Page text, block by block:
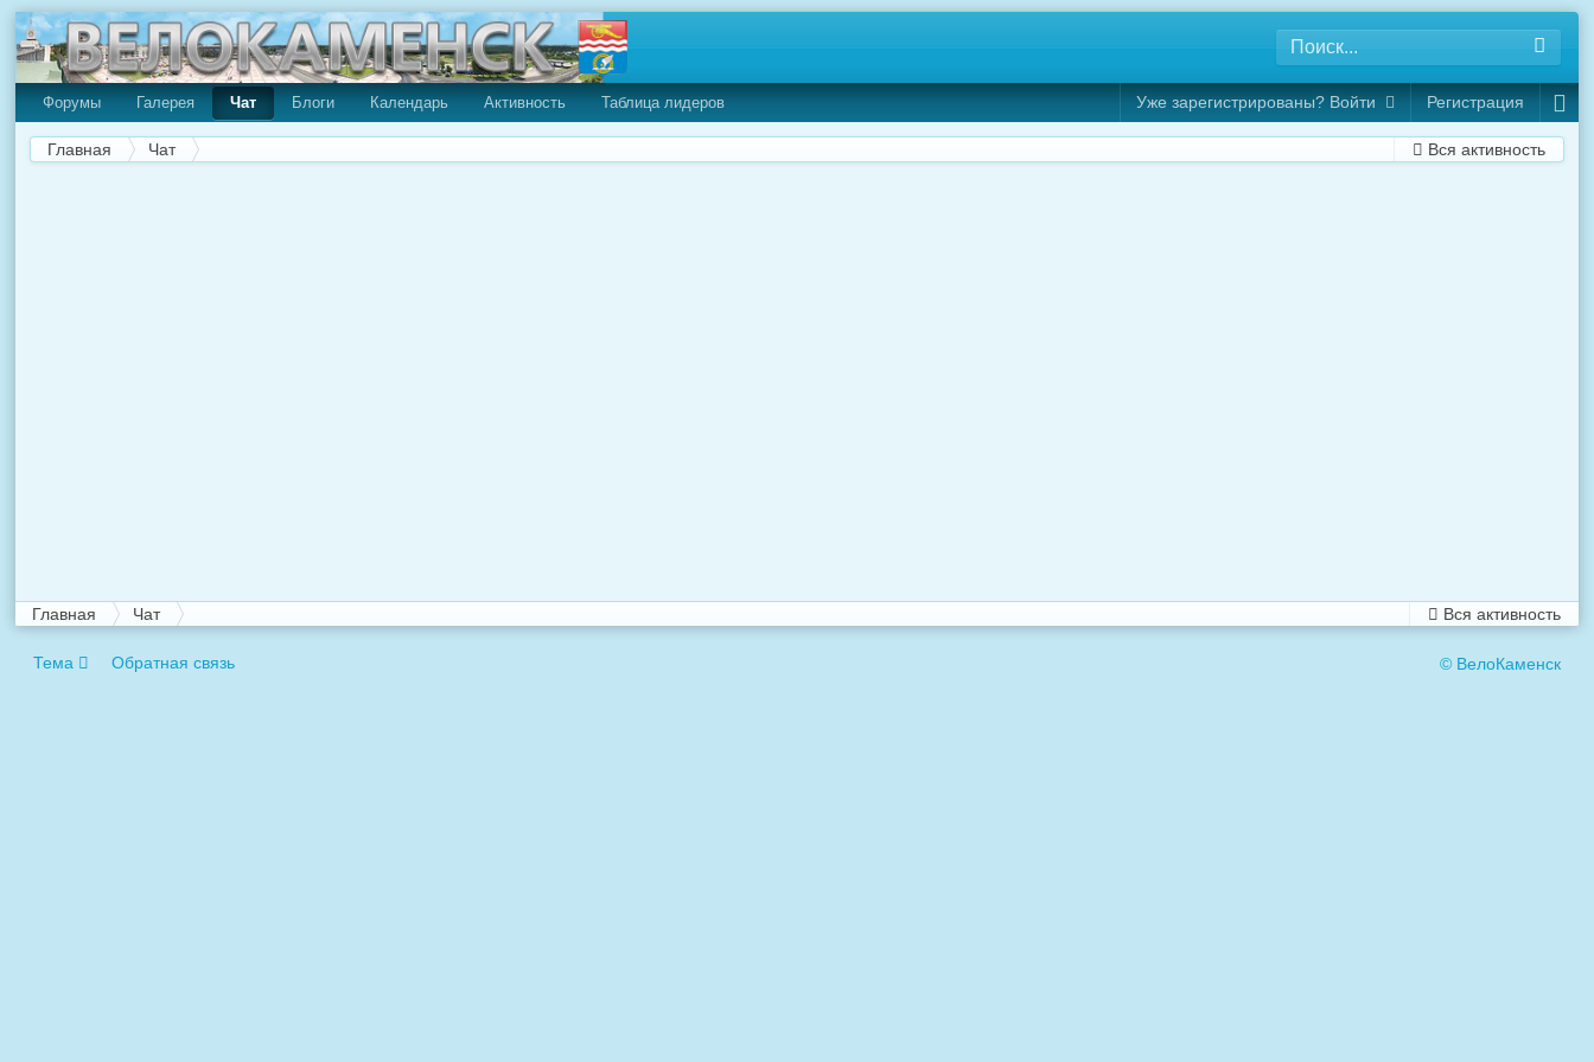
Форумы Галерея Чат Блоги Календарь Активность Таблица лидеров Уже зарегистрированы? Войти Регистрация
Вся активность
Главная Чат
Вся активность
Главная Чат
Тема Обратная связь © ВелоКаменск